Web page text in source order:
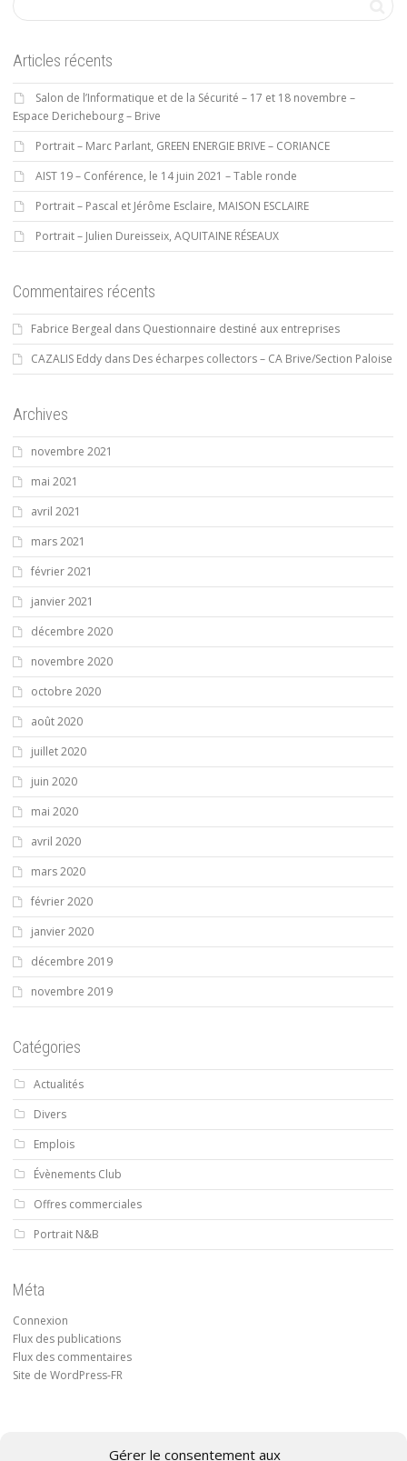
Gérer le consentement aux
Articles récents
Salon de l’Informatique et de la Sécurité – 17 et 18 novembre –
Espace Derichebourg – Brive
Portrait – Marc Parlant, GREEN ENERGIE BRIVE – CORIANCE
AIST 19 – Conférence, le 14 juin 2021 – Table ronde
Portrait – Pascal et Jérôme Esclaire, MAISON ESCLAIRE
Portrait – Julien Dureisseix, AQUITAINE RÉSEAUX
Commentaires récents
Fabrice Bergeal dans Questionnaire destiné aux entreprises
CAZALIS Eddy dans Des écharpes collectors – CA Brive/Section Paloise
Archives
novembre 2021
mai 2021
avril 2021
mars 2021
février 2021
janvier 2021
décembre 2020
novembre 2020
octobre 2020
août 2020
juillet 2020
juin 2020
mai 2020
avril 2020
mars 2020
février 2020
janvier 2020
décembre 2019
novembre 2019
Catégories
Actualités
Divers
Emplois
Évènements Club
Offres commerciales
Portrait N&B
Méta
Connexion
Flux des publications
Flux des commentaires
Site de WordPress-FR